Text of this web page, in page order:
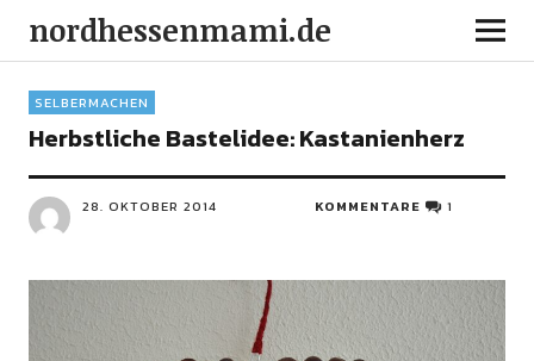
nordhessenmami.de
SELBERMACHEN
Herbstliche Bastelidee: Kastanienherz
28. OKTOBER 2014 KOMMENTARE 1